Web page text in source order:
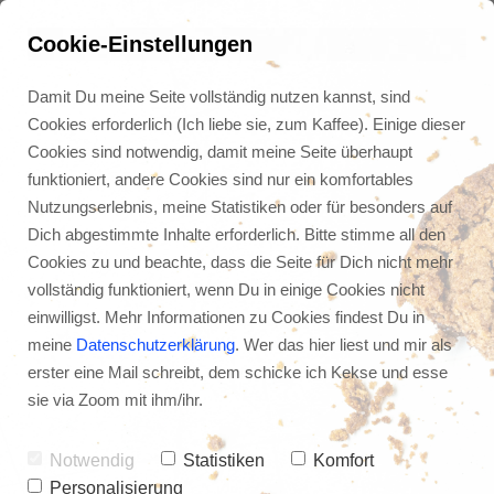
Meine Lieblings-Apps
2022 (245)
Cookie-Einstellungen
Damit Du meine Seite vollständig nutzen kannst, sind
Cookies erforderlich (Ich liebe sie, zum Kaffee). Einige dieser
Cookies sind notwendig, damit meine Seite überhaupt
funktioniert, andere Cookies sind nur ein komfortables
Nutzungserlebnis, meine Statistiken oder für besonders auf
Dich abgestimmte Inhalte erforderlich. Bitte stimme all den
Cookies zu und beachte, dass die Seite für Dich nicht mehr
vollständig funktioniert, wenn Du in einige Cookies nicht
einwilligst. Mehr Informationen zu Cookies findest Du in
meine Datenschutzerklärung. Wer das hier liest und mir als
erster eine Mail schreibt, dem schicke ich Kekse und esse
sie via Zoom mit ihm/ihr.
Notwendig Statistiken
Komfort
Personalisierung